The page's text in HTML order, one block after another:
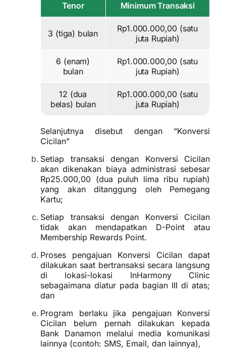
Tenor Minimum Transaksi
3 (tiga) bulan
Rp1.000.000,00 (satu
juta Rupiah)
6 (enam)
bulan
Rp1.000.000,00 (satu
juta Rupiah)
12 (dua
belas) bulan
Rp1.000.000,00 (satu
juta Rupiah)
Selanjutnya disebut dengan “Konversi
Cicilan”
Setiap transaksi dengan Konversi Cicilan
akan dikenakan biaya administrasi sebesar
Rp25.000,00 (dua puluh lima ribu rupiah)
yang akan ditanggung oleh Pemegang
Kartu;
Setiap transaksi dengan Konversi Cicilan
tidak akan mendapatkan D-Point atau
Membership Rewards Point.
Proses pengajuan Konversi Cicilan dapat
dilakukan saat bertransaksi secara langsung
di lokasi-lokasi InHarmony Clinic
sebagaimana diatur pada bagian III di atas;
dan
Program berlaku jika pengajuan Konversi
Cicilan belum pernah dilakukan kepada
Bank Danamon melalui media komunikasi
lainnya (contoh: SMS, Email, dan lainnya),